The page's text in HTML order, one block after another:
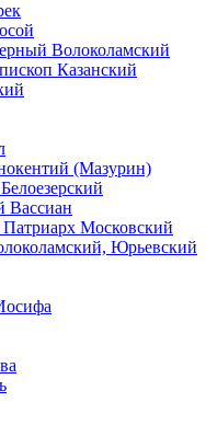
Волоколамский
Казанский
(Мазурин)
Вассиан
Московский
Юрьевский